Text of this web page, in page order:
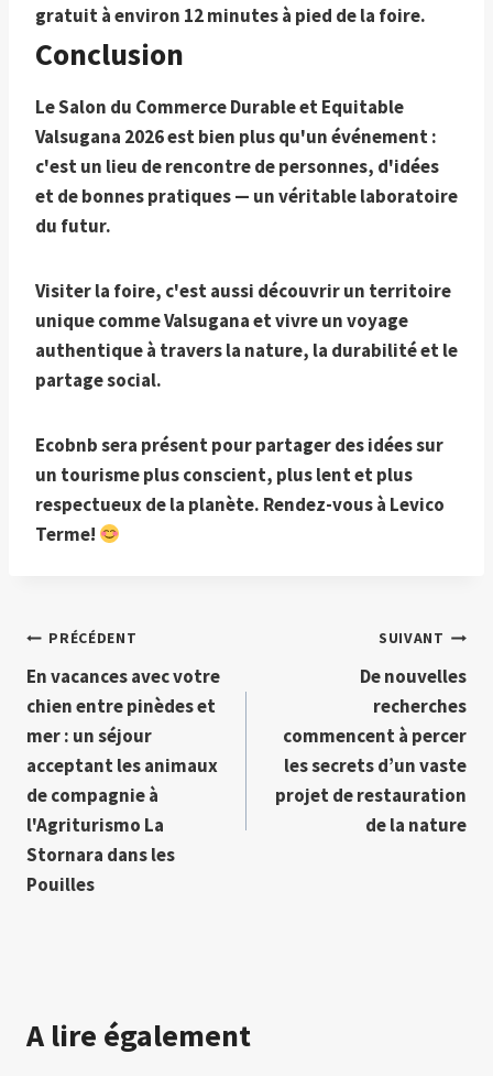
gratuit à environ 12 minutes à pied de la foire.
Conclusion
Le Salon du Commerce Durable et Equitable
Valsugana 2026 est bien plus qu'un événement :
c'est un lieu de rencontre de personnes, d'idées
et de bonnes pratiques — un véritable laboratoire
du futur.
Visiter la foire, c'est aussi découvrir un territoire
unique comme Valsugana et vivre un voyage
authentique à travers la nature, la durabilité et le
partage social.
Ecobnb sera présent pour partager des idées sur
un tourisme plus conscient, plus lent et plus
respectueux de la planète. Rendez-vous à Levico
Terme!
Navigation
de
l’article
PRÉCÉDENT
En vacances avec votre
chien entre pinèdes et
mer : un séjour
acceptant les animaux
de compagnie à
l'Agriturismo La
Stornara dans les
Pouilles
SUIVANT
De nouvelles
recherches
commencent à percer
les secrets d’un vaste
projet de restauration
de la nature
A lire également